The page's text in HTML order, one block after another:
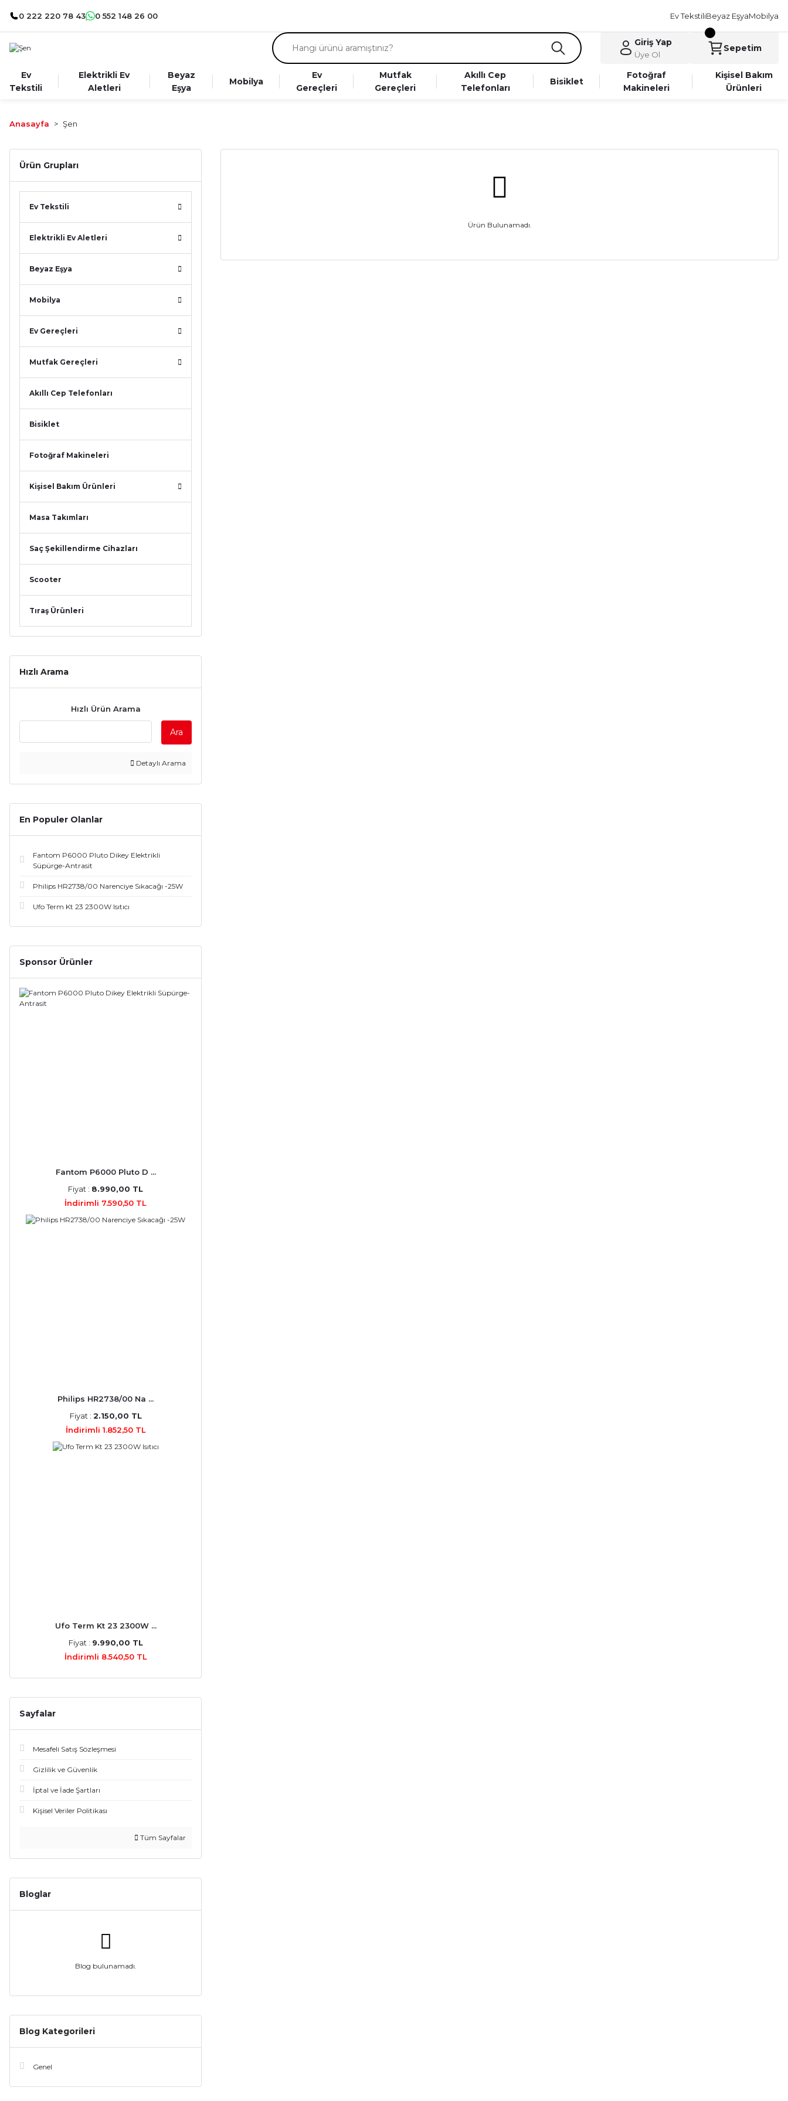
0 222 220 78 43 0 552 148 26 00 Ev TekstiliBeyaz EşyaMobilya
Giriş Yap
Üye Ol
Sepetim
Ev
Tekstili
Elektrikli Ev
Aletleri
Beyaz
Eşya
Mobilya
Ev
Gereçleri
Mutfak
Gereçleri
Akıllı Cep
Telefonları
Bisiklet
Fotoğraf
Makineleri
Kişisel Bakım
Ürünleri
Anasayfa Şen
Ürün Grupları
Ev Tekstili
Elektrikli Ev Aletleri
Beyaz Eşya
Mobilya
Ev Gereçleri
Mutfak Gereçleri
Akıllı Cep Telefonları
Bisiklet
Fotoğraf Makineleri
Kişisel Bakım Ürünleri
Masa Takımları
Saç Şekillendirme Cihazları
Scooter
Tıraş Ürünleri
Hızlı Arama
Hızlı Ürün Arama
Ara
Detaylı Arama
En Populer Olanlar
Fantom P6000 Pluto Dikey Elektrikli
Süpürge-Antrasit
Philips HR2738/00 Narenciye Sıkacağı -25W
Ufo Term Kt 23 2300W Isıtıcı
Sponsor Ürünler
Fantom P6000 Pluto D ...
Fiyat : 8.990,00 TL
İndirimli 7.590,50 TL
Philips HR2738/00 Na ...
Fiyat : 2.150,00 TL
İndirimli 1.852,50 TL
Ufo Term Kt 23 2300W ...
Fiyat : 9.990,00 TL
İndirimli 8.540,50 TL
Sayfalar
Mesafeli Satış Sözleşmesi
Gizlilik ve Güvenlik
İptal ve İade Şartları
Kişisel Veriler Politikası
Tüm Sayfalar
Bloglar
Blog bulunamadı.
Blog Kategorileri
Genel
Ürün Bulunamadı.